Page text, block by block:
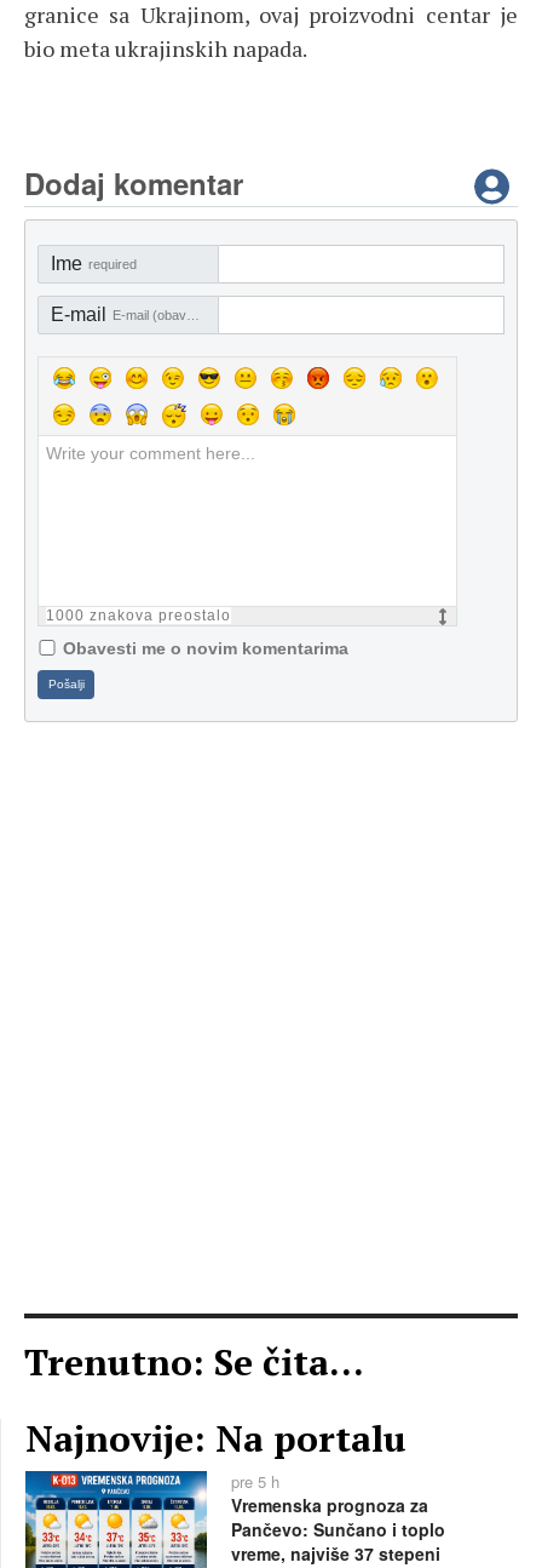
granice sa Ukrajinom, ovaj proizvodni centar je
bio meta ukrajinskih napada.
Dodaj komentar
Ime required
E-mail
1000 znakova preostalo
Obavesti me o novim komentarima
Pošalji
Trenutno: Se čita...
Najnovije: Na portalu
pre 5 h
Vremenska prognoza za
Pančevo: Sunčano i toplo
vreme, najviše 37 stepeni